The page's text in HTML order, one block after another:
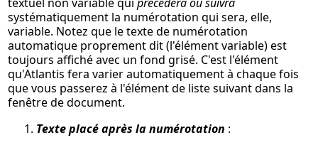
systématiquement la numérotation qui sera, elle,
variable. Notez que le texte de numérotation
automatique proprement dit (l'élément variable) est
toujours affiché avec un fond grisé. C'est l'élément
qu'Atlantis fera varier automatiquement à chaque fois
que vous passerez à l'élément de liste suivant dans la
fenêtre de document.
Texte placéaprès la numérotation :